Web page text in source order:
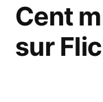
Cent
sur